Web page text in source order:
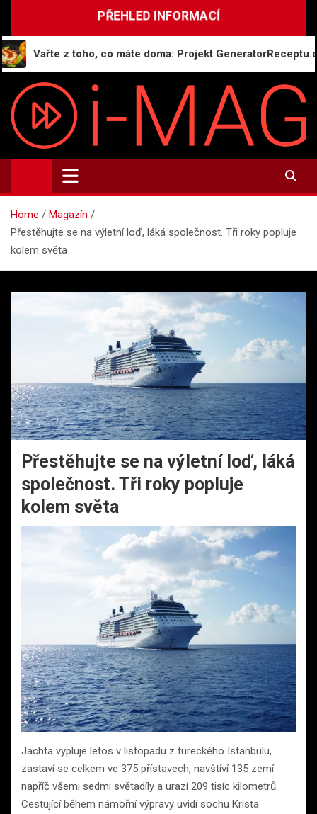
content
PŘEHLED INFORMACÍ
Vařte z toho, co máte doma: Projekt GeneratorReceptu.cz
i-MAG.CZ
Informační magazín | Public Relations
Home
Magazín
Přestěhujte se na výletní loď, láká společnost. Tři roky popluje
kolem světa
Přestěhujte se na výletní loď, láká
společnost. Tři roky popluje
kolem světa
Jachta vypluje letos v listopadu z tureckého Istanbulu,
zastaví se celkem ve 375 přístavech, navštíví 135 zemí
napříč všemi sedmi světadíly a urazí 209 tisíc kilometrů.
Cestující během námořní výpravy uvidí sochu Krista